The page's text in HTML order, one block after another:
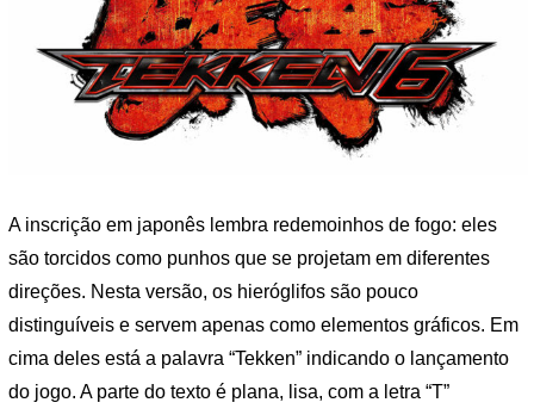
A inscrição em japonês lembra redemoinhos de fogo: eles
são torcidos como punhos que se projetam em diferentes
direções. Nesta versão, os hieróglifos são pouco
distinguíveis e servem apenas como elementos gráficos. Em
cima deles está a palavra “Tekken” indicando o lançamento
do jogo. A parte do texto é plana, lisa, com a letra “T”